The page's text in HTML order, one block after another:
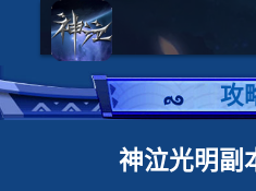
攻
神泣光明副